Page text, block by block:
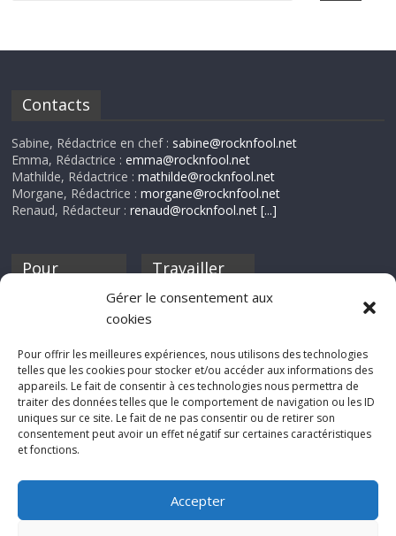
Gérer le consentement aux
cookies
Pour offrir les meilleures expériences, nous utilisons des technologies
telles que les cookies pour stocker et/ou accéder aux informations des
appareils. Le fait de consentir à ces technologies nous permettra de
traiter des données telles que le comportement de navigation ou les ID
uniques sur ce site. Le fait de ne pas consentir ou de retirer son
consentement peut avoir un effet négatif sur certaines caractéristiques
et fonctions.
Accepter
Contacts
Sabine, Rédactrice en chef : sabine@rocknfool.net
Emma, Rédactrice :emma@rocknfool.net
Mathilde, Rédactrice :mathilde@rocknfool.net
Morgane, Rédactrice :morgane@rocknfool.net
Renaud, Rédacteur :renaud@rocknfool.net [...]
Pour
discothèque
Travailler
Si tu souhaites
Rocknfool, n'hésite
pas à nous envoyer
tes chroniques de
concerts, de films,
séries ou des billets
d'humeur :
net